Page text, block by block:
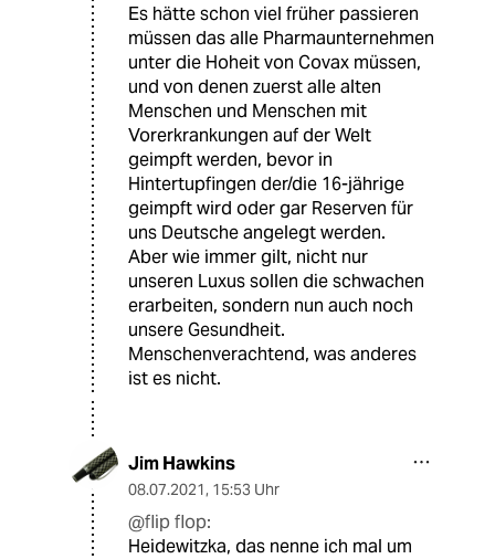
Es hätte schon viel früher passieren
müssen das alle Pharmaunternehmen
unter die Hoheit von Covax müssen,
und von denen zuerst alle alten
Menschen und Menschen mit
Vorerkrankungen auf der Welt
geimpft werden, bevor in
Hintertupfingen der/die 16-jährige
geimpft wird oder gar Reserven für
uns Deutsche angelegt werden.
Aber wie immer gilt, nicht nur
unseren Luxus sollen die schwachen
erarbeiten, sondern nun auch noch
unsere Gesundheit.
Menschenverachtend, was anderes
ist es nicht.
Jim Hawkins
08.07.2021, 15:53 Uhr
@flip flop:
Heidewitzka, das nenne ich mal um